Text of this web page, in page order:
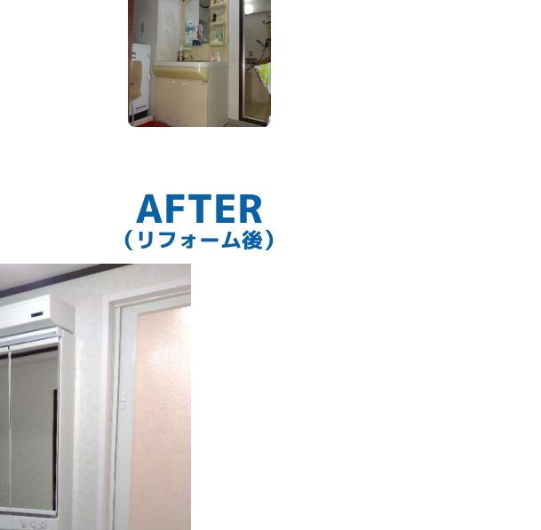
AFTER
（リフォーム後）